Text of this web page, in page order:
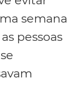
semana
pessoas